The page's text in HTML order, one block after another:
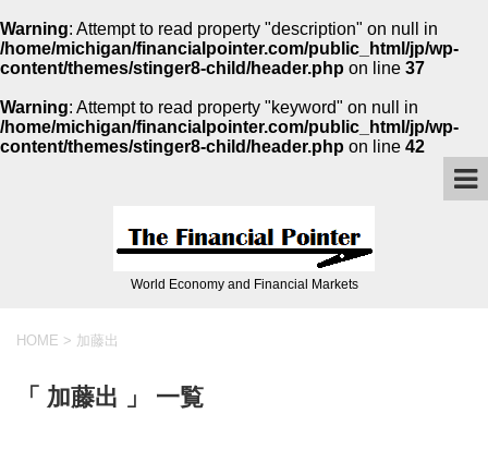
Warning: Attempt to read property "description" on null in
/home/michigan/financialpointer.com/public_html/jp/wp-
content/themes/stinger8-child/header.php on line 37
Warning: Attempt to read property "keyword" on null in
/home/michigan/financialpointer.com/public_html/jp/wp-
content/themes/stinger8-child/header.php on line 42
World Economy and Financial Markets
HOME > 加藤出
「 加藤出 」 一覧